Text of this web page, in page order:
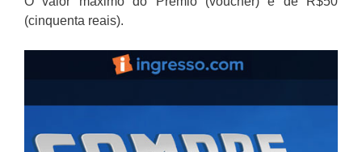
(cinquenta reais).